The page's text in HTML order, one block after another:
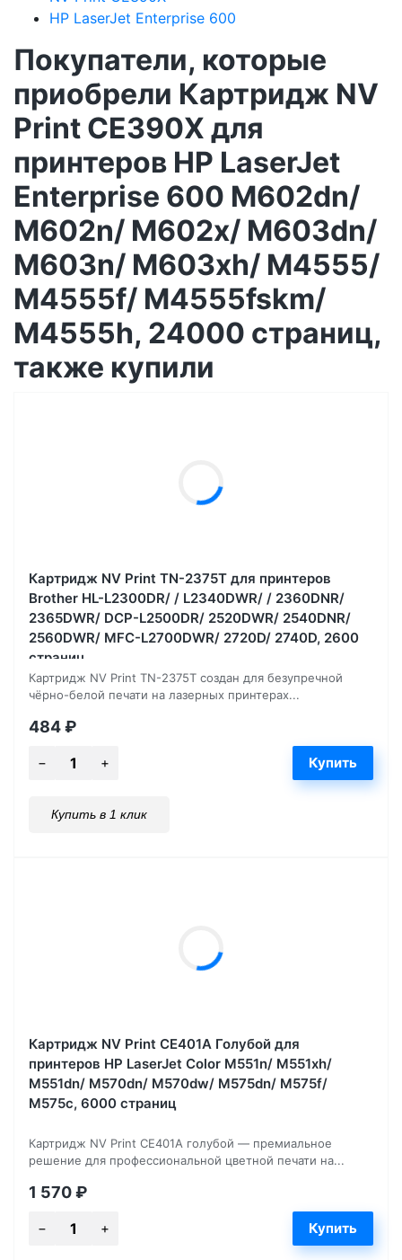
HP LaserJet Enterprise 600
Покупатели, которые
приобрели Картридж NV
Print CE390X для
принтеров HP LaserJet
Enterprise 600 M602dn/
M602n/ M602x/ M603dn/
M603n/ M603xh/ M4555/
M4555f/ M4555fskm/
M4555h, 24000 страниц,
также купили
Картридж NV Print TN-2375T для принтеров
Brother HL-L2300DR/ / L2340DWR/ / 2360DNR/
2365DWR/ DCP-L2500DR/ 2520DWR/ 2540DNR/
2560DWR/ MFC-L2700DWR/ 2720D/ 2740D, 2600
страниц
Картридж NV Print TN-2375T создан для безупречной
чёрно-белой печати на лазерных принтерах...
484₽
Купить в 1 клик
Картридж NV Print CE401A Голубой для
принтеров HP LaserJet Color M551n/ M551xh/
M551dn/ M570dn/ M570dw/ M575dn/ M575f/
M575c, 6000 страниц
Картридж NV Print CE401A голубой — премиальное
решение для профессиональной цветной печати на...
1 570₽